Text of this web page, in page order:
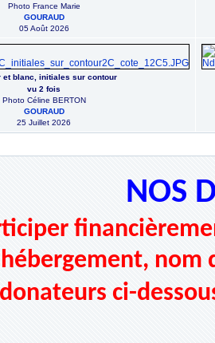
Photo France Marie
GOURAUD
05 Août 2026
et blanc, initiales sur contour
vu 2 fois
Photo Céline BERTON
GOURAUD
25 Juillet 2026
NOS
ci-